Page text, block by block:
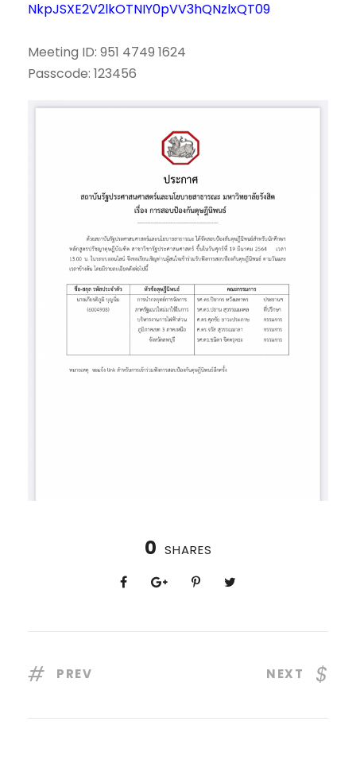
NkpJSXE2V2lkOTNIY0pVV3hQNzlxQT09
Meeting ID: 951 4749 1624
Passcode: 123456
0 SHARES
PREV NEXT